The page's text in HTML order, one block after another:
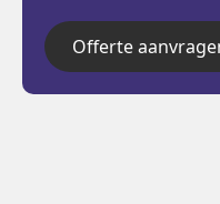
Offerte